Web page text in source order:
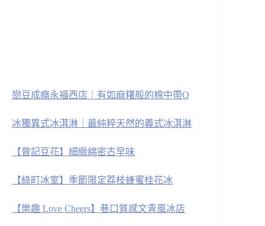
戀豆成癮永福西店｜有如麻糬般的棉中帶Q
冰獨異式冰淇淋｜最純粹天然的義式冰淇淋
【曾記豆花】細緻綿密古早味
【綠町冰室】季節限定荔枝蜂蜜桂花冰
【樂趣 Love Cheers】巷口質感文青風冰店